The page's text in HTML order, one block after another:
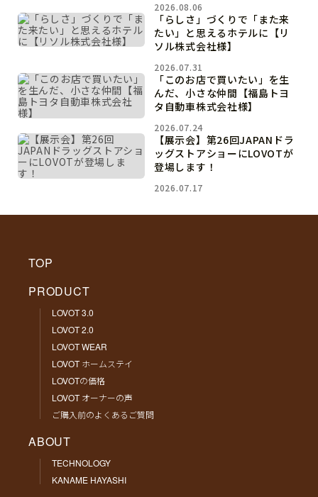
2026.08.06
「らしさ」づくりで「また来
たい」と思えるホテルに【リ
ソル株式会社様】
2026.07.31
「このお店で買いたい」を生
んだ、小さな仲間【福島トヨ
タ自動車株式会社様】
2026.07.24
【展示会】第26回JAPANドラ
ッグストアショーにLOVOTが
登場します！
2026.07.17
TOP
PRODUCT
LOVOT 3.0
LOVOT 2.0
LOVOT WEAR
LOVOT ホームステイ
LOVOTの価格
LOVOT オーナーの声
ご購入前のよくあるご質問
ABOUT
TECHNOLOGY
KANAME HAYASHI